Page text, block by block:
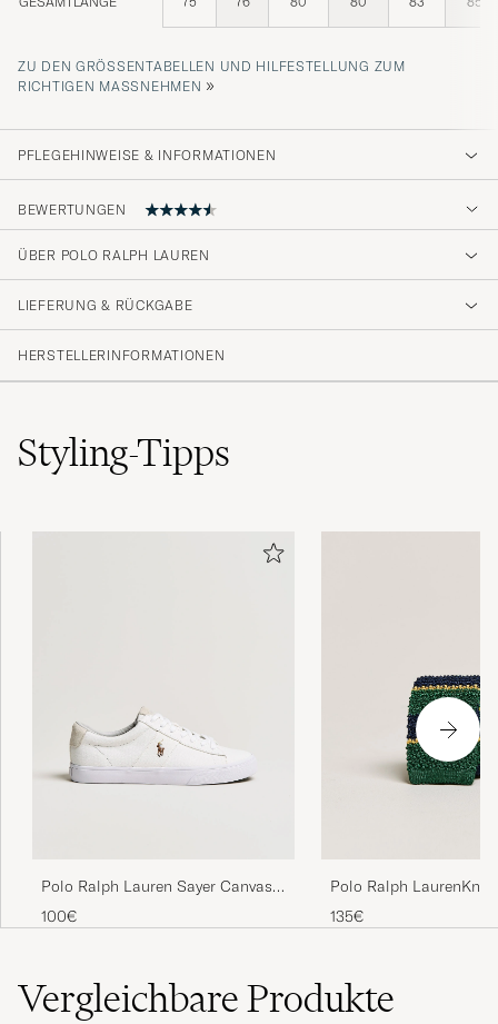
ZU DEN GRÖSSENTABELLEN UND HILFESTELLUNG ZUM R
ICHTIGEN MASSNEHMEN
»
PFLEGEHINWEISE & INFORMATIONEN
BEWERTUNGEN
Varen modtaget, men endnu ikke taget i brug
HANS JAKOB A
GEKAUFT AM AUF CAREOFCARL.DK
kunne ha vært bedre.
HANS H GEKAUFT AM AUF CAREOFCARL.NO
ÜBER POLO RALPH LAUREN
LIEFERUNG & RÜCKGABE
HERSTELLERINFORMATIONEN
Styling-Tipps
Polo Ralph Lauren Sayer Canvas
Sneakers White
100€
Polo Ralph
TieGreen/Navy/Gold
135€
VergleichbareProdukte